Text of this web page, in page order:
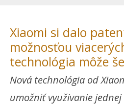
Xiaomi si dalo
možnosťou
technológia môže
Nová technológia od
umožniť využívanie